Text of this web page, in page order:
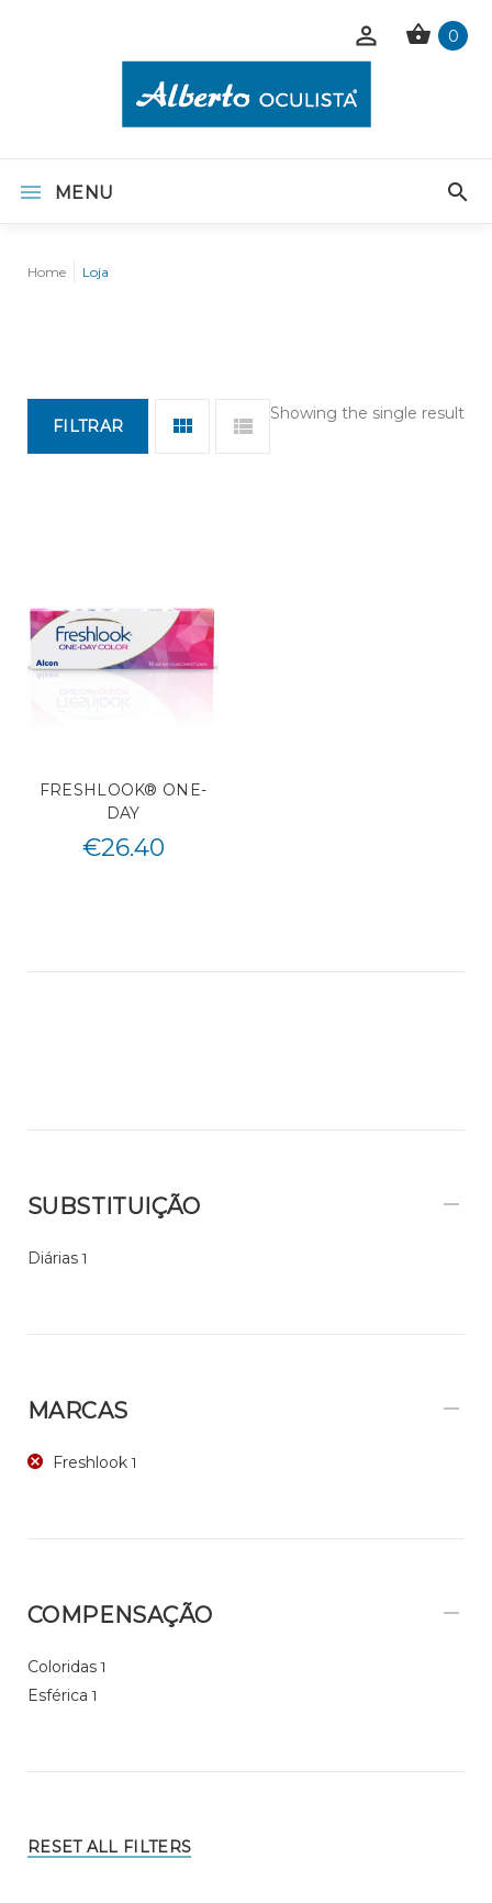
0
MENU
Home Loja
Showing the single result
FILTRAR
FRESHLOOK® ONE-
DAY
€26.40
SUBSTITUIÇÃO
Diárias 1
MARCAS
Freshlook 1
COMPENSAÇÃO
Coloridas 1
Esférica 1
RESET ALL FILTERS